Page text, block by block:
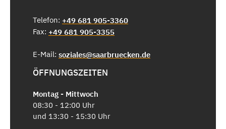
Telefon: +49 681 905-3360
Fax: +49 681 905-3355
E-Mail: soziales@saarbruecken.de
ÖFFNUNGSZEITEN
Montag - Mittwoch
08:30 - 12:00 Uhr
und 13:30 - 15:30 Uhr